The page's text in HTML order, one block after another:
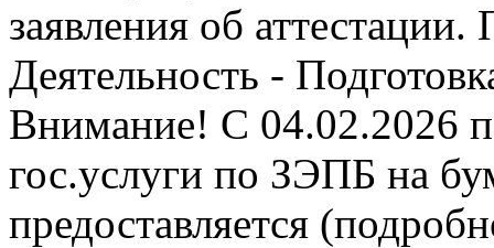
заявления об
Деятельность -
Внимание! С 04.02.2026
гос.услуги по ЗЭПБ на
предоставляется